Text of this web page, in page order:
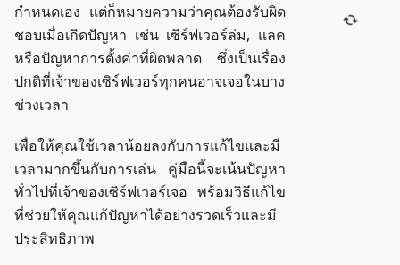
กำหนดเอง แต่ก็หมายความว่าคุณต้องรับผิด
ชอบเมื่อเกิดปัญหา เช่น เซิร์ฟเวอร์ล่ม, แลค
หรือปัญหาการตั้งค่าที่ผิดพลาด ซึ่งเป็นเรื่อง
ปกติที่เจ้าของเซิร์ฟเวอร์ทุกคนอาจเจอในบาง
ช่วงเวลา
เพื่อให้คุณใช้เวลาน้อยลงกับการแก้ไขและมี
เวลามากขึ้นกับการเล่น คู่มือนี้จะเน้นปัญหา
ทั่วไปที่เจ้าของเซิร์ฟเวอร์เจอ พร้อมวิธีแก้ไข
ที่ช่วยให้คุณแก้ปัญหาได้อย่างรวดเร็วและมี
ประสิทธิภาพ